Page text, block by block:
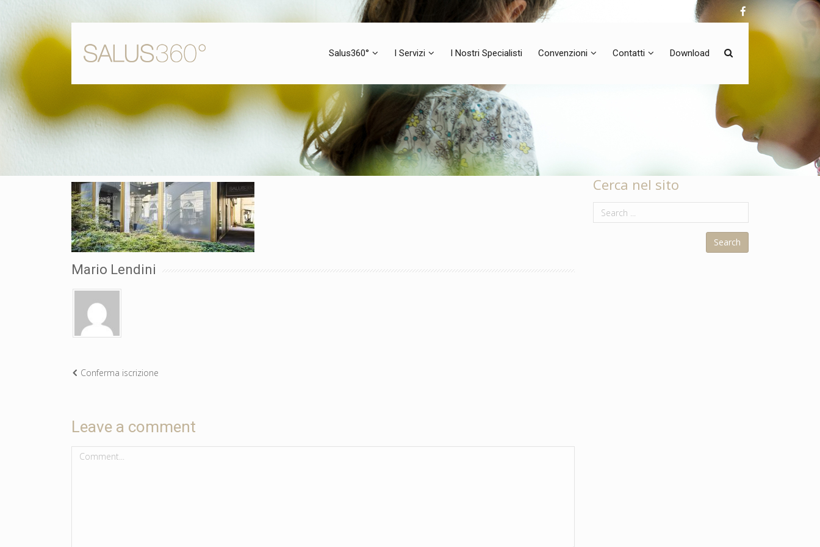
Salus360° I Servizi I Nostri Specialisti Convenzioni Contatti Download
Mario Lendini
Conferma iscrizione
Leave a comment
Comment...
Cerca nel sito